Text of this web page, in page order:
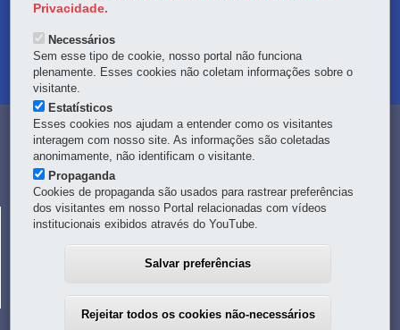
MAPA DO SITE
Navegação
principal
CELEPAR
Rua Mateus Leme, 1561 - Bom Retiro-80520-174-Curitiba
MAPA
41 3200-5000
Privacidade.
Necessários
Sem esse tipo de cookie, nosso portal não funciona
plenamente. Esses cookies não coletam informações sobre o
visitante.
Estatísticos
Esses cookies nos ajudam a entender como os visitantes
interagem com nosso site. As informações são coletadas
anonimamente, não identificam o visitante.
Propaganda
Cookies de propaganda são usados para rastrear preferências
dos visitantes em nosso Portal relacionadas com vídeos
institucionais exibidos através do YouTube.
Salvar preferências
Rejeitar todos os cookies não-necessários